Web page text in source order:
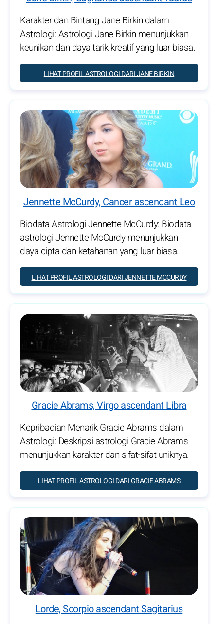
Karakter dan Bintang Jane Birkin dalam
Astrologi: Astrologi Jane Birkin menunjukkan
keunikan dan daya tarik kreatif yang luar biasa.
LIHAT PROFIL ASTROLOGI DARI JANE BIRKIN
Jennette McCurdy, Cancer ascendant Leo
Biodata Astrologi Jennette McCurdy: Biodata
astrologi Jennette McCurdy menunjukkan
daya cipta dan ketahanan yang luar biasa.
LIHAT PROFIL ASTROLOGI DARI JENNETTE MCCURDY
Gracie Abrams, Virgo ascendant Libra
Kepribadian Menarik Gracie Abrams dalam
Astrologi: Deskripsi astrologi Gracie Abrams
menunjukkan karakter dan sifat-sifat uniknya.
LIHAT PROFIL ASTROLOGI DARI GRACIE ABRAMS
Lorde, Scorpio ascendant Sagitarius